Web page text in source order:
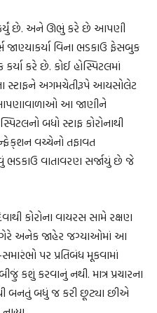
છે. અને ઊભું કરે છે આપણી
વિના ભડકાઉ ફેસબુક
કરે છે. કોઈ હોસ્પિટલમાં
સ્ટાફને અગમચેતીરૂપે આયસોલેટ
આપણાવાળાઓ આ જાણીને
બધો સ્ટાફ કોરોનાથી
વચ્ચેનો તફાવત
વાતાવરણ સર્જાયું છે જે
કોરોના વાયરસ સામે રક્ષણ
અનેક જાહેર જગ્યાઓમાં આ
પર પ્રતિબંધ મૂકવામાં
કશું કરવાનું નથી. માત્ર પ્રચારના
બનતું બધું જ કરી છૂટ્યા છીએ